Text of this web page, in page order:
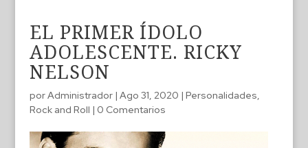
EL PRIMER ÍDOLO
ADOLESCENTE. RICKY
NELSON
porAdministrador| Ago 31, 2020 | Personalidades,
Rock and Roll | 0 Comentarios